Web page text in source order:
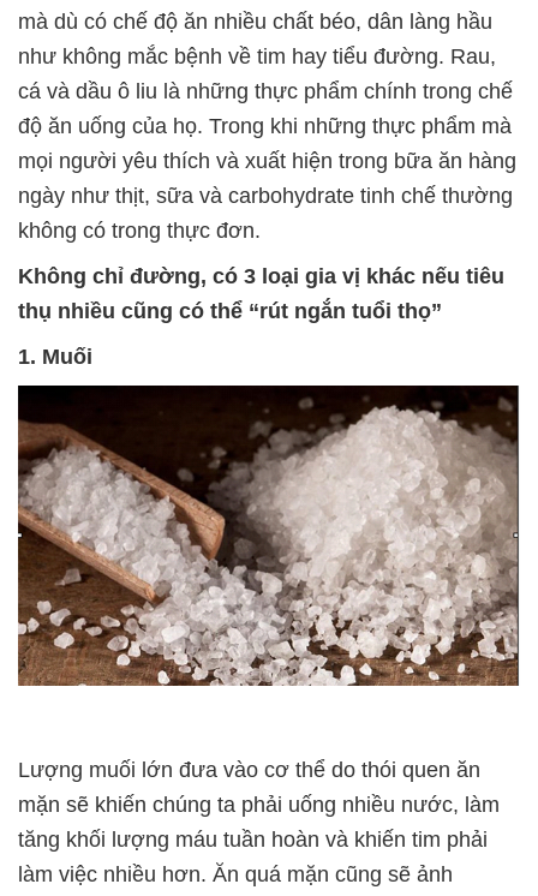
mà dù có chế độ ăn nhiều chất béo, dân làng hầu
như không mắc bệnh về tim hay tiểu đường. Rau,
cá và dầu ô liu là những thực phẩm chính trong chế
độ ăn uống của họ. Trong khi những thực phẩm mà
mọi người yêu thích và xuất hiện trong bữa ăn hàng
ngày như thịt, sữa và carbohydrate tinh chế thường
không có trong thực đơn.
Không chỉ đường, có 3 loại gia vị khác nếu tiêu
thụ nhiều cũng có thể “rút ngắn tuổi thọ”
1. Muối
Lượng muối lớn đưa vào cơ thể do thói quen ăn
mặn sẽ khiến chúng ta phải uống nhiều nước, làm
tăng khối lượng máu tuần hoàn và khiến tim phải
làm việc nhiều hơn. Ăn quá mặn cũng sẽ ảnh